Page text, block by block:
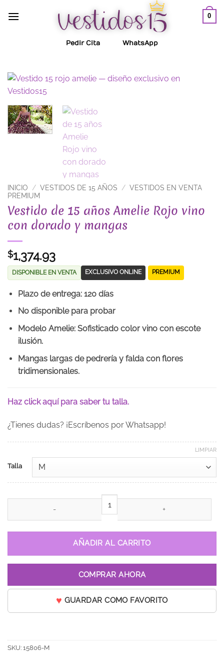
0
Pedir Cita WhatsApp
INICIO / VESTIDOS DE 15 AÑOS / VESTIDOS EN VENTA
PREMIUM
Vestido de 15 años Amelie Rojo vino
con dorado y mangas
$1,374.93
DISPONIBLE EN VENTA EXCLUSIVO ONLINE PREMIUM
Plazo de entrega: 120 días
No disponible para probar
Modelo Amelie: Sofisticado color vino con escote
ilusión.
Mangas largas de pedrería y falda con flores
tridimensionales.
Haz click aquí para saber tu talla.
¿Tienes dudas? ¡Escríbenos por Whatsapp!
Talla
LIMPIAR
Vestido de 15 años Amelie Rojo vino con dorado y mangas
AÑADIR AL CARRITO
COMPRAR AHORA
GUARDAR COMO FAVORITO
SKU: 15806-M